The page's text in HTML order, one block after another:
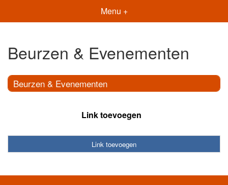
Menu +
Beurzen & Evenementen
Beurzen & Evenementen
Link toevoegen
Link toevoegen